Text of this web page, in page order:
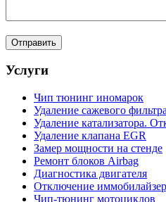
Услуги
Чип тюнинг иномарок
Удаление сажевого фильтра
Удаление катализатора.
Удаление клапана EGR
Замер мощности на стенде
Ремонт блоков Airbag
Диагностика двигателя
Отключение
Чип-тюнинг мотоциклов